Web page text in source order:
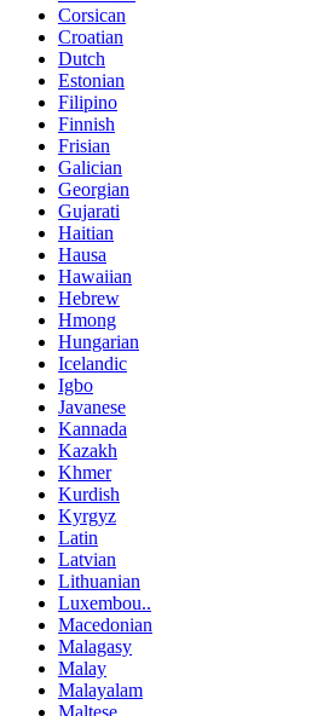
Corsican
Croatian
Dutch
Estonian
Filipino
Finnish
Frisian
Galician
Georgian
Gujarati
Haitian
Hausa
Hawaiian
Hebrew
Hmong
Hungarian
Icelandic
Igbo
Javanese
Kannada
Kazakh
Khmer
Kurdish
Kyrgyz
Latin
Latvian
Lithuanian
Luxembou..
Macedonian
Malagasy
Malay
Malayalam
Maltese